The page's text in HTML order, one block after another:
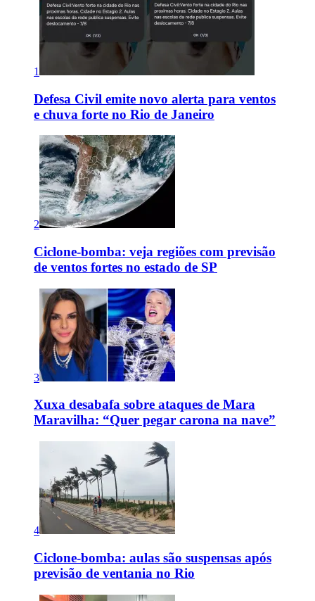
1
Defesa Civil emite novo alerta para ventos
e chuva forte no Rio de Janeiro
2
Ciclone-bomba: veja regiões com previsão
de ventos fortes no estado de SP
3
Xuxa desabafa sobre ataques de Mara
Maravilha: “Quer pegar carona na nave”
4
Ciclone-bomba: aulas são suspensas após
previsão de ventania no Rio